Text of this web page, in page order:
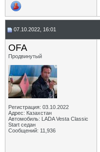
07.10.2022, 16:01
OFA
Продвинутый
Регистрация: 03.10.2022
Адрес: Казахстан
Автомобиль: LADA Vesta Classic
Start седан
Сообщений: 11,936